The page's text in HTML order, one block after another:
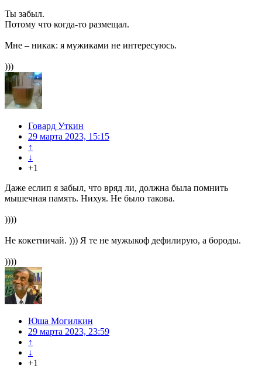
Ты забыл.
Потому что когда-то размещал.
Мне – никак: я мужиками не интересуюсь.
)))
Говард Уткин
29 марта 2023, 15:15
↑
↓
+1
Даже еслип я забыл, что вряд ли, должна была помнить
мышечная память. Нихуя. Не было такова.
))))
Не кокетничай. ))) Я те не мужыкоф дефилирую, а бороды.
))))
Юша Могилкин
29 марта 2023, 23:59
↑
↓
+1